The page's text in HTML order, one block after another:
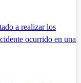
a realizar los
ocurrido en una